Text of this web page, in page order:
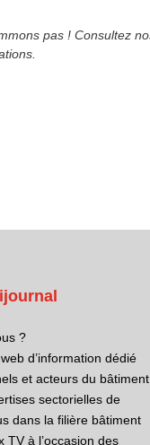
pas ! Consultez
?
d’information dédié
et acteurs du
sectorielles de
dans la filière bâtiment
TV à l’occasion des